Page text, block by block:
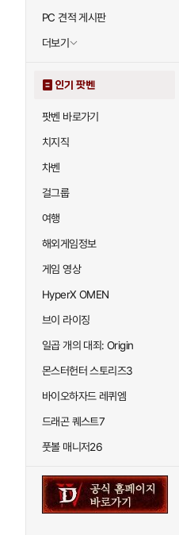
PC 견적 게시판
더보기
인기 팟벤
팟벤 바로가기
치지직
차벤
걸그룹
여행
해외게임정보
게임 영상
HyperX OMEN
브이 라이징
일곱 개의 대죄: Origin
몬스터헌터 스토리즈3
바이오하자드 레퀴엠
드래곤 퀘스트7
풋볼 매니저26